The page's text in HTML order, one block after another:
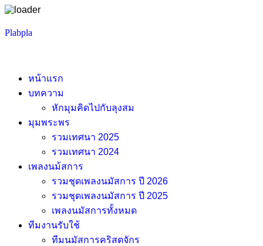
Skip
Plabpla
หน้าแรก
บทความ
หักมุมคิดไปกับลุงสม
มุมพระพร
รวมเทศนา 2025
รวมเทศนา 2024
เพลงนม้สการ
รวมชุดเพลงนมัสการ ปี 2026
รวมชุดเพลงนมัสการ ปี 2025
เพลงนมัสการทั้งหมด
ทีมงานรับใช้
ทีมนมัสการคริสตจักร